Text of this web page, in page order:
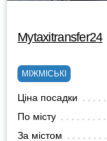
Mytaxitransfer24
МІЖМІСЬКІ
Ціна посадки
По місту
За містом